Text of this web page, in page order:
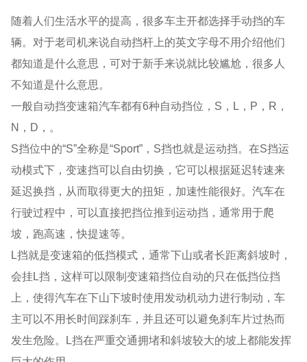
随着人们生活水平的提高，很多车主开都选择手动挡的车
辆。对于老司机来说自动挡杆上的英文字母不用介绍他们
都知道是什么意思，可对于新手来说就比较尴尬，很多人
不知道是什么意思。
一般自动挡变速箱汽车都有6种自动挡位， S ， L ， P ， R ，
N ， D ，。
S挡位中的“S”全称是“Sport”， S挡也就是运动挡。在S挡运
动模式下，变速挡可以自由切换，它可以根据延迟转速来
延迟换挡，从而取得更大的扭矩，加速性能很好。汽车在
行驶过程中，可以直接把挡位推到运动挡，通常用于爬
坡，跑高速，快提速等。
L挡就是变速箱的低挡模式，通常下山或者长距离斜坡时，
会挂L挡，这样可以限制变速箱挡位自动的只在低挡位挡
上，使得汽车在下山下坡时使用发动机动力进行制动，车
主可以不用长时间踩刹车，并且还可以避免刹车片过热而
发生危险。
L挡在严重交通拥堵和斜坡较大的坡上都能发挥